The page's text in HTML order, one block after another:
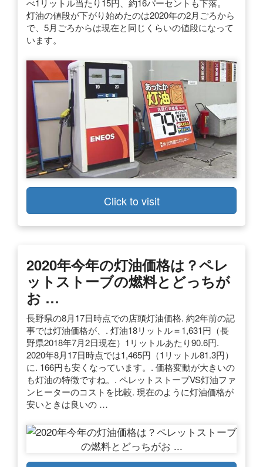
べ1リットル当たり15円、約16パーセントも下落。
灯油の値段が下がり始めたのは2020年の2月ごろから
で、5月ごろからは現在と同じくらいの値段になって
います。
Click to visit
2020年今年の灯油価格は？ペレ
ットストーブの燃料とどっちが
お …
長野県の8月17日時点での店頭灯油価格. 約2年前の記
事では灯油価格が、. 灯油18リットル＝1,631円（長
野県2018年7月2日現在）1リットルあたり90.6円.
2020年8月17日時点では1,465円（1リットル81.3円）
に. 166円も安くなっています。. 価格変動が大きいの
も灯油の特徴ですね。. ペレットストーブVS灯油ファ
ンヒーターのコストを比較. 現在のように灯油価格が
安いときは良いの …